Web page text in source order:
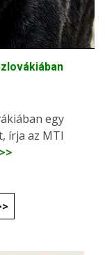
egy
írja az MTI